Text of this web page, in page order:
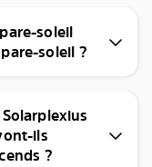
soleil
soleil ?
ils
?